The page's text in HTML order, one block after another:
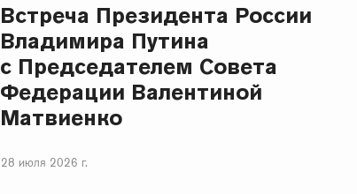
Встреча Президента России
Владимира Путина
с Председателем Совета
Федерации Валентиной
Матвиенко
28 июля 2026 г.